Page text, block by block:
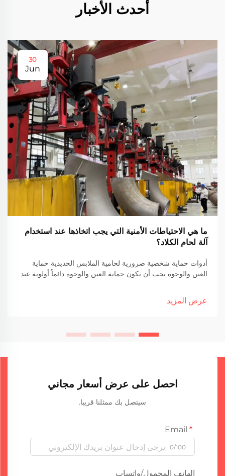
أحدث الأخبار
30
Jun
ما هي الاحتياطات الأمنية التي يجب اتخاذها عند استخدام
آلة لحام الكلاد؟
أدوات حماية شخصية ضرورية لحامية الملابس الحديدية حماية
العين والوجوه يجب أن تكون حماية العين والوجوه دائماً أولوية عند
فوق البنفسجية يمكن أن تسبب بعض الضرر. النظارات أو الواقيات
ليست فقط توصية
عرض المزيد
احصل على عرض أسعار مجاني
سيتصل بك ممثلنا قريبا.
0/100
الهاتف المحمول/واتساب